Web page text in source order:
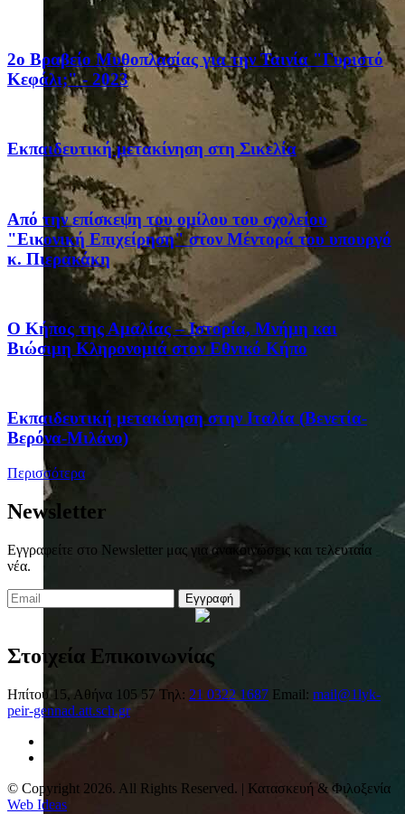
2ο Βραβείο Μυθοπλασίας για την Ταινία "Γυριστό
Κεφάλι;" - 2023
Eκπαιδευτική μετακίνηση στη Σικελία
Από την επίσκεψη του ομίλου του σχολείου
"Εικονική Επιχείρηση" στον Μέντορά του υπουργό
κ. Πιερακάκη
Ο Κήπος της Αμαλίας – Ιστορία, Μνήμη και
Βιώσιμη Κληρονομιά στον Εθνικό Κήπο
Eκπαιδευτική μετακίνηση στην Ιταλία (Βενετία-
Βερόνα-Μιλάνο)
Περισσότερα
Newsletter
Εγγραφείτε στο Newsletter μας για ανακοινώσεις και τελευταία
νέα.
Εγγραφή
Στοιχεία Επικοινωνίας
Ηπίτου 15, Αθήνα 105 57 Τηλ: 21 0322 1687 Email: mail@1lyk-
peir-gennad.att.sch.gr
© Copyright 2026. All Rights Reserved. | Κατασκευή & Φιλοξενία
Web Ideas